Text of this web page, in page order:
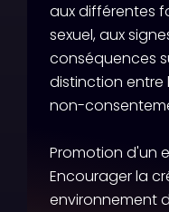
aux différentes
sexuel, aux
conséquences
distinction entre
non-
Promotion d'un
Encourager la
environnement